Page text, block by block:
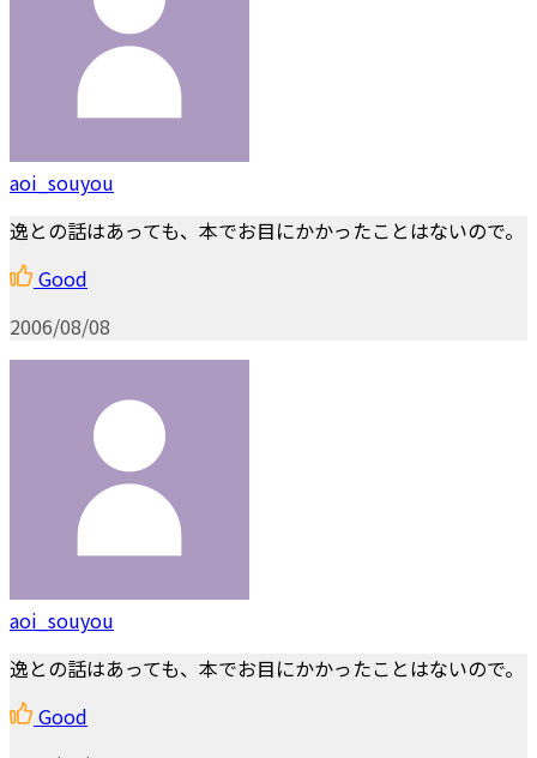
aoi_souyou
逸との話はあっても、本でお目にかかったことはないので。
Good
2006/08/08
aoi_souyou
逸との話はあっても、本でお目にかかったことはないので。
Good